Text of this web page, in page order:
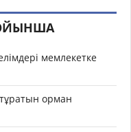
мемлекетке
орман